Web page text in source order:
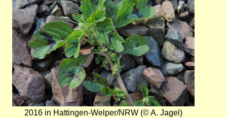
2016 in Hattingen-Welper/NRW (© A. Jagel)